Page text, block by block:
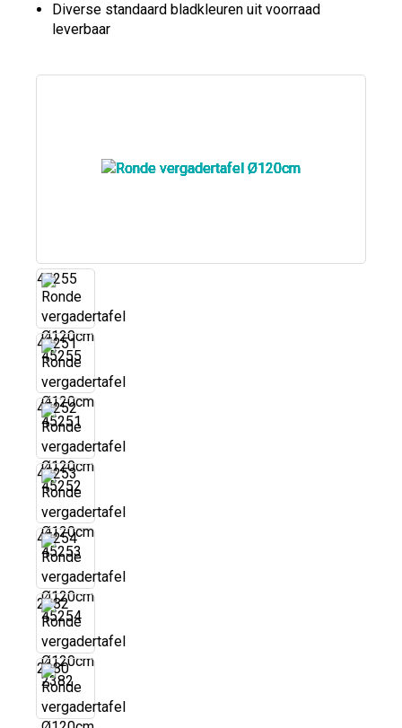
Diverse standaard bladkleuren uit voorraad
leverbaar
45255
45251
45252
45253
45254
2382
2380